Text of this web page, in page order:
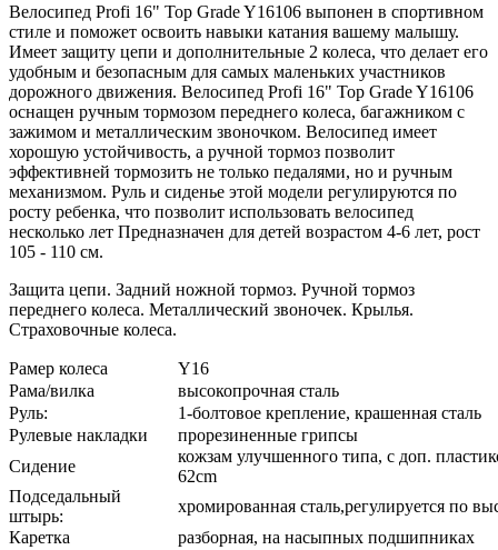
Велосипед Profi 16" Top Grade Y16106 выпонен в спортивном
стиле и поможет освоить навыки катания вашему малышу.
Имеет защиту цепи и дополнительные 2 колеса, что делает его
удобным и безопасным для самых маленьких участников
дорожного движения. Велосипед Profi 16" Top Grade Y16106
оснащен ручным тормозом переднего колеса, багажником с
зажимом и металлическим звоночком. Велосипед имеет
хорошую устойчивость, а ручной тормоз позволит
эффективней тормозить не только педалями, но и ручным
механизмом. Руль и сиденье этой модели регулируются по
росту ребенка, что позволит использовать велосипед
несколько лет Предназначен для детей возрастом 4-6 лет, рост
105 - 110 см.
Защита цепи. Задний ножной тормоз. Ручной тормоз
переднего колеса. Металлический звоночек. Крылья.
Страховочные колеса.
Рамер колеса
Y16
Рама/вилка
высокопрочная сталь
Руль:
1-болтовое крепление, крашенная сталь
Рулевые накладки
прорезиненные грипсы
Сидение
кожзам улучшенного типа, с доп.
62cm
Подседальный
штырь:
хромированная сталь,регулируется по
Каретка
разборная, на насыпных подшипниках